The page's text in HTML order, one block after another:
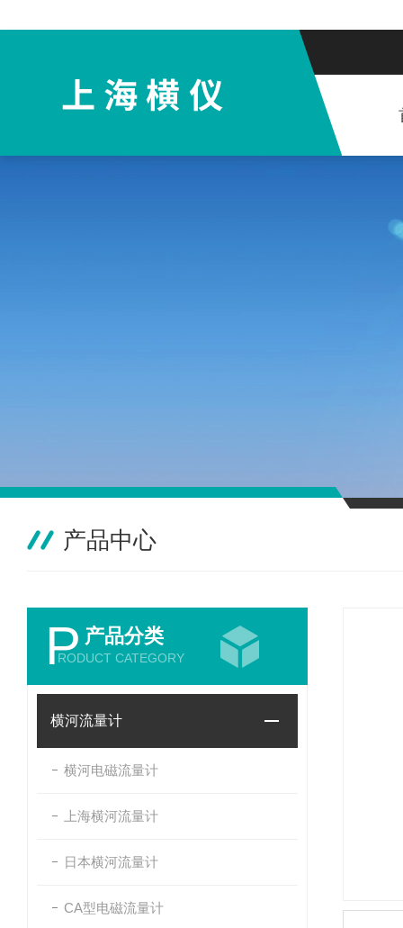
产品中心
P 产品分类
RODUCT CATEGORY
横河流量计
横河电磁流量计
上海横河流量计
日本横河流量计
CA型电磁流量计